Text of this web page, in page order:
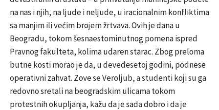
na nas i njih, na ljude i neljude, u iracionalnim konfliktima
sa manjim ili većim brojem žrtvava. Ovih je dana u
Beogradu, tokom šesnaestominutnog pomena ispred
Pravnog fakulteta, kolima udaren starac. Zbog preloma
butne kosti morao je da, u devedesetoj godini, podnese
operativni zahvat. Zove se Veroljub, a studenti koji su ga
redovno sretali na beogradskim ulicama tokom
protestnih okupljanja, kažu da je sada dobro i da je